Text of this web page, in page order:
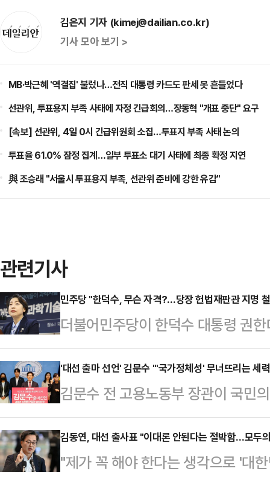
김은지 기자 (kimej@dailian.co.kr)
기사 모아 보기 >
MB·박근혜 '역결집' 불렀나…전직 대통령 카드도 판세 못 흔들었다
선관위, 투표용지 부족 사태에 자정 긴급회의…장동혁 "개표 중단" 요구
[속보] 선관위, 4일 0시 긴급위원회 소집…투표지 부족 사태 논의
투표율 61.0% 잠정 집계…일부 투표소 대기 사태에 최종 확정 지연
與 조승래 "서울시 투표용지 부족, 선관위 준비에 강한 유감"
관련기사
민주당 "한덕수, 무슨 자격?…당장 헌법재판관 지명
더불어민주당이 한덕수 대통령 권
을 지명한 데 대해 "그 죄과를 반드
변인은 9일 서면브리핑에서 "주권
가 무슨 자격과 권한으로 대통령 몫
했다.이어 "파면된 내란 수괴의 대
지명하는 막장 드라마를 연출하며
했다.황 대변인은 "상식을 아득히
'대선 출마 선언' 김문수 "'국가정체성' 무너뜨리는 세
김문수 전 고용노동부 장관이 국민
선거 출마를 공식화했다.김문수 전
기자회견을 열고 "저 김문수는 자
고, 대한민국을 더욱 위대하게 만들
김동연, 대선 출사표 "이대론 안된다는 절박함…모두
"제가 꼭 해야 한다는 생각으로 '대